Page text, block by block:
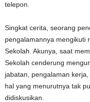
telepon.
Singkat cerita, seorang
pengalamannya mengikuti
Sekolah. Akunya, saat
Sekolah cenderung
jabatan, pengalaman
hal yang menurutnya tak
didiskusikan.